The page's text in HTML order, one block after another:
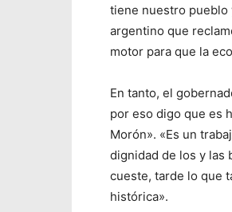
tiene nuestro pueblo
argentino que
motor para que la
En tanto, el
por eso digo que es
Morón». «Es un
dignidad de los y las
cueste, tarde lo que
histórica».